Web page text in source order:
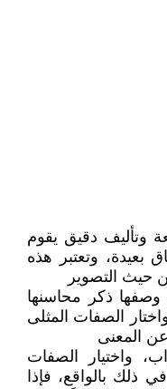
وتأليف دقيق يقوم
بعيدة، وتعتبر هذه
حيث التصوير
ذكر محاسنها
الصفات المثلى
المعنى
واختيار الصفات
ذلك بالواقع، فإذا